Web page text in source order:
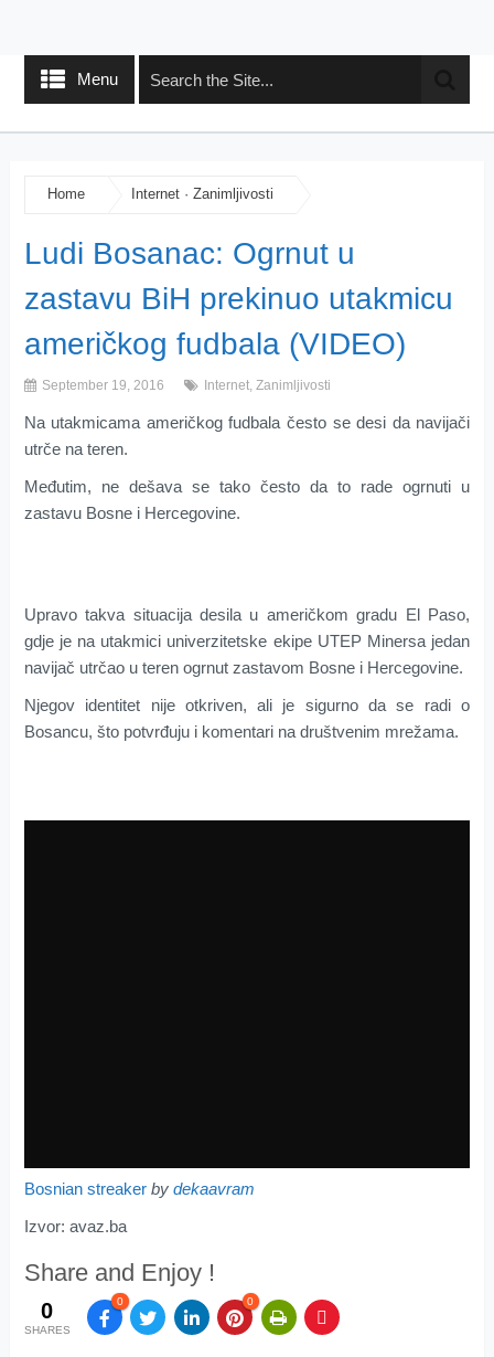
Menu
Home Internet· Zanimljivosti
Ludi Bosanac: Ogrnut u
zastavu BiH prekinuo utakmicu
američkog fudbala (VIDEO)
September 19, 2016 Internet, Zanimljivosti
Na utakmicama američkog fudbala često se desi da navijači
utrče na teren.
Međutim, ne dešava se tako često da to rade ogrnuti u
zastavu Bosne i Hercegovine.
Upravo takva situacija desila u američkom gradu El Paso,
gdje je na utakmici univerzitetske ekipe UTEP Minersa jedan
navijač utrčao u teren ogrnut zastavom Bosne i Hercegovine.
Njegov identitet nije otkriven, ali je sigurno da se radi o
Bosancu, što potvrđuju i komentari na društvenim mrežama.
Bosnian streaker by dekaavram
Izvor: avaz.ba
Share and Enjoy !
0
SHARES
0 0